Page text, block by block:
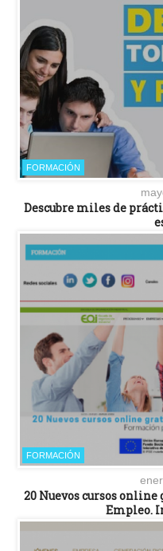
FORMACIÓN
Descubre miles de
FORMACIÓN
20 Nuevos cursos
Empleo.